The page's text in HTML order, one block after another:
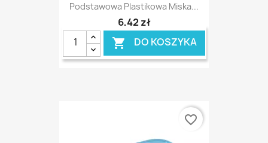
Podstawowa Plastikowa Miska...
6,42 zł
 DO KOSZYKA
favorite_border